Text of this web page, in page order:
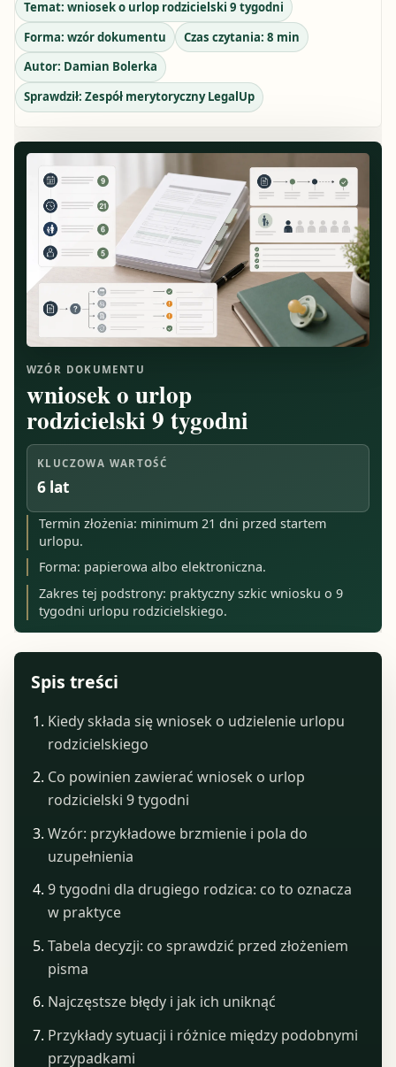
Temat: wniosek o urlop rodzicielski 9 tygodni
Forma: wzór dokumentu Czas czytania: 8 min
Autor: Damian Bolerka
Sprawdził: Zespół merytoryczny LegalUp
WZÓR DOKUMENTU
wniosek o urlop
rodzicielski 9 tygodni
KLUCZOWA WARTOŚĆ
6 lat
Termin złożenia: minimum 21 dni przed startem
urlopu.
Forma: papierowa albo elektroniczna.
Zakres tej podstrony: praktyczny szkic wniosku o 9
tygodni urlopu rodzicielskiego.
Spis treści
Kiedy składa się wniosek o udzielenie urlopu
rodzicielskiego
Co powinien zawierać wniosek o urlop
rodzicielski 9 tygodni
Wzór: przykładowe brzmienie i pola do
uzupełnienia
9 tygodni dla drugiego rodzica: co to oznacza
w praktyce
Tabela decyzji: co sprawdzić przed złożeniem
pisma
Najczęstsze błędy i jak ich uniknąć
Przykłady sytuacji i różnice między podobnymi
przypadkami